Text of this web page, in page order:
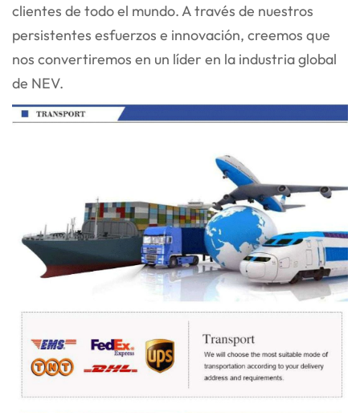
clientes de todo el mundo. A través de nuestros
persistentes esfuerzos e innovación, creemos que
nos convertiremos en un líder en la industria global
de NEV.